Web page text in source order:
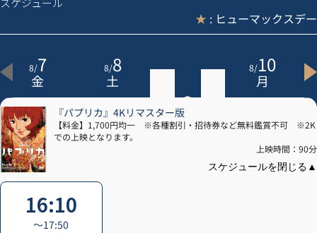
★ : ヒューマックスデー
8/7
金
8/8
土
8/10
月
『パプリカ』4Kリマスター版
【料金】1,700円均一 ※各種割引・招待券など無料鑑賞不可 ※2K
での上映となります。
上映時間：90分
16:10
〜17:50